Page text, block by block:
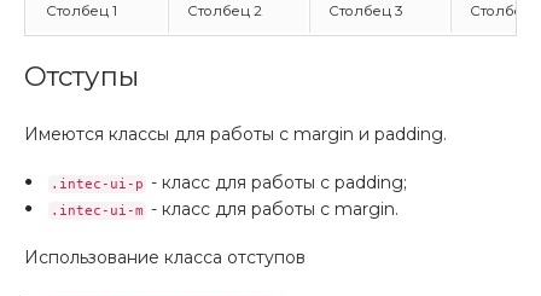
Столбец 1 Столбец 2 Столбец 3 Столбец
Отступы
Имеются классы для работы с margin и padding.
.intec-ui-p - класс для работы с padding;
.intec-ui-m - класс для работы с margin.
Использование класса отступов